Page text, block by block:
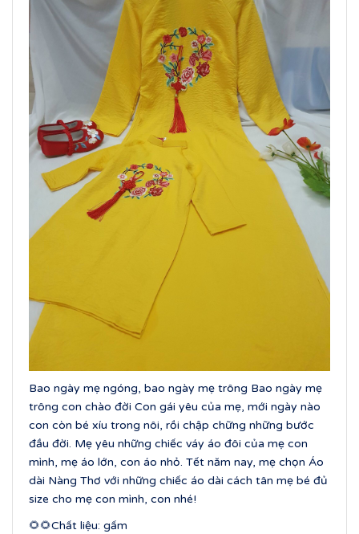
Bao ngày mẹ ngóng, bao ngày mẹ trông Bao ngày mẹ
trông con chào đời Con gái yêu của mẹ, mới ngày nào
con còn bé xíu trong nôi, rồi chập chững những bước
đầu đời. Mẹ yêu những chiếc váy áo đôi của mẹ con
mình, mẹ áo lớn, con áo nhỏ. Tết năm nay, mẹ chọn Áo
dài Nàng Thơ với những chiếc áo dài cách tân mẹ bé đủ
size cho mẹ con mình, con nhé!
🌻🌻Chất liệu: gấm